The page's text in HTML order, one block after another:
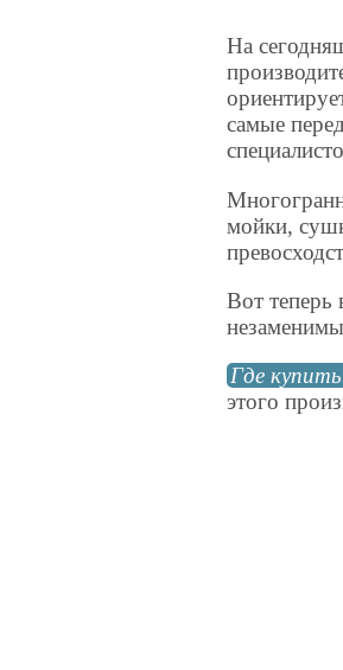
На
самые
мойки,
Вот теперь
Где
этого